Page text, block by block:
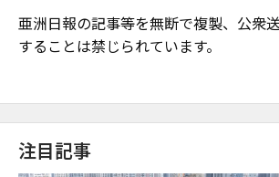
亜洲日報の記事等を無断で複製、公衆
することは禁じられています。
注目記事